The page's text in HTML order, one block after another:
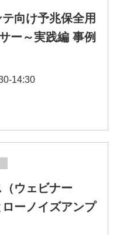
向け予兆保全用
ー～実践編 事例
14:30
（ウェビナー
ーノイズアンプ